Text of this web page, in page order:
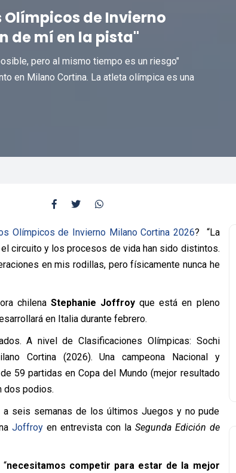
de Invierno
de mí en la pista"
pero al mismo tiempo es un riesgo"
en Milano Cortina. La atleta olímpica es una
Olímpicos de Invierno Milano Cortina 2026? “La
circuito y los procesos de vida han sido distintos.
en mis rodillas, pero físicamente nunca he
chilena Stephanie Joffroyque está en pleno
en Italia durante febrero.
A nivel de Clasificaciones Olímpicas: Sochi
Cortina (2026). Una campeona Nacional y
59 partidas en Copa del Mundo (mejor resultado
dos podios.
a seis semanas de los últimos Juegos y no pude
Joffroyen entrevista con la Segunda Edición de
necesitamos competir para estar de la mejor